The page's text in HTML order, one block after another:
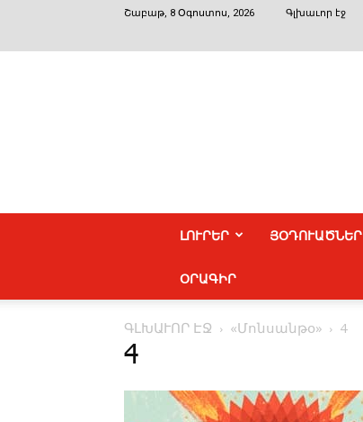
Շաբաթ, 8 Օգոստոս, 2026 Գլխաւոր էջ
ԼՈՒՐԵՐ ՅՕԴՈՒԱԾՆԵՐ
ՕՐԱԳԻՐ
ԳԼԽԱՒՈՐ ԷՋ «­Մոն­սան­թօ» 4
4